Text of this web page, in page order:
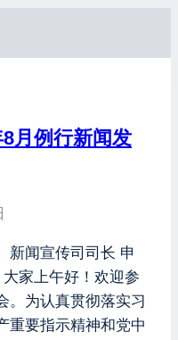
月例行新闻发
新闻宣传司司长 申
家上午好！欢迎参
。为认真贯彻落实习
重要指示精神和党中